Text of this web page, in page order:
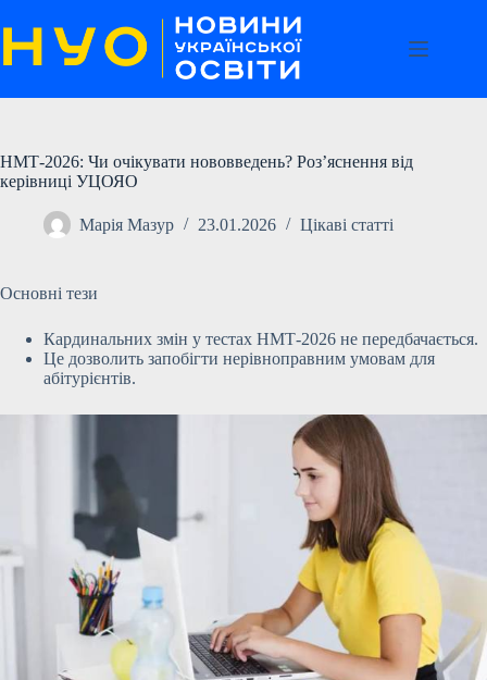
до
вмісту
НМТ-2026: Чи очікувати нововведень? Роз’яснення від
керівниці УЦОЯО
Марія Мазур 23.01.2026 Цікаві статті
Основні тези
Кардинальних змін у тестах НМТ-2026 не передбачається.
Це дозволить запобігти нерівноправним умовам для
абітурієнтів.